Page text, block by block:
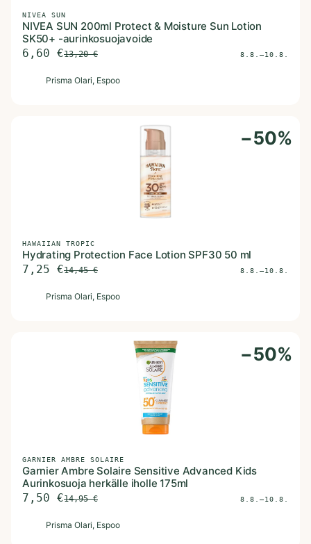
NIVEA SUN
NIVEA SUN 200ml Protect & Moisture Sun Lotion
SK50+ -aurinkosuojavoide
6,60 €13,20€ 8.8.–10.8.
Prisma Olari, Espoo
−50%
HAWAIIAN TROPIC
Hydrating Protection Face Lotion SPF30 50 ml
7,25 €14,45€ 8.8.–10.8.
Prisma Olari, Espoo
−50%
GARNIER AMBRE SOLAIRE
Garnier Ambre Solaire Sensitive Advanced Kids
Aurinkosuoja herkälle iholle 175ml
7,50 €14,95€ 8.8.–10.8.
Prisma Olari, Espoo